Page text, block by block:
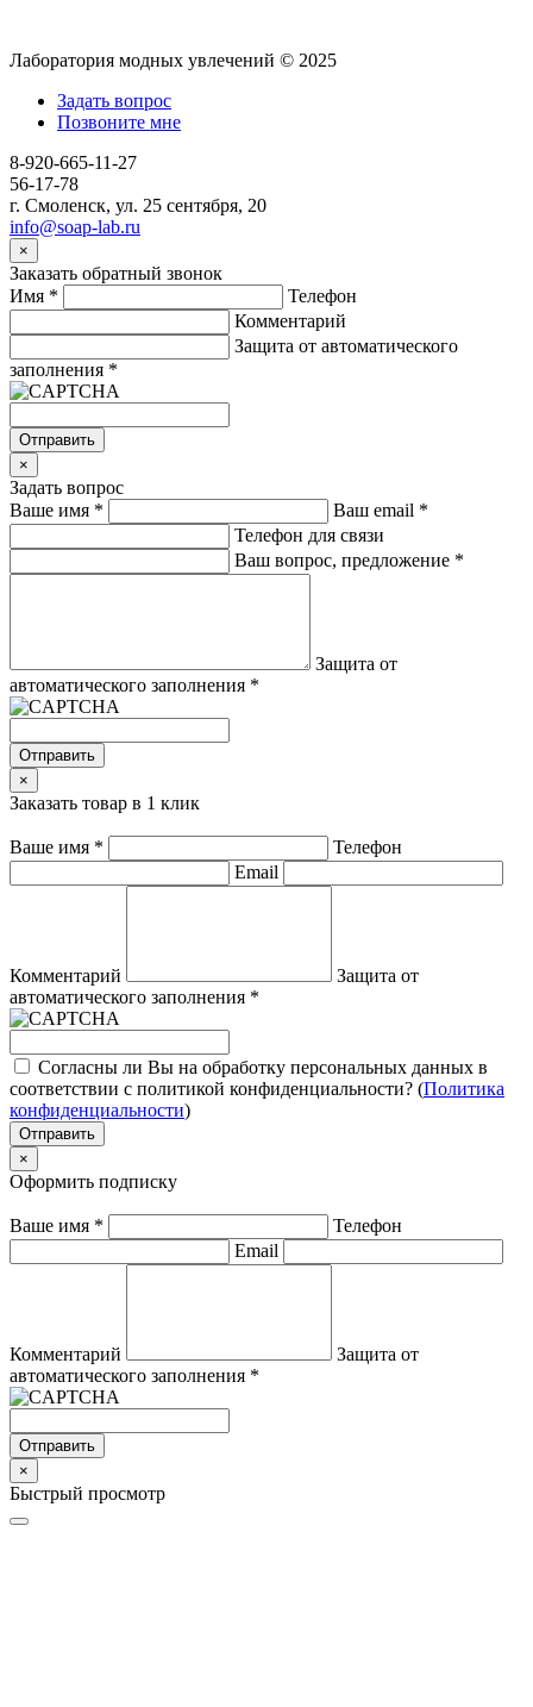
Лаборатория модных увлечений © 2025
Задать вопрос
Позвоните мне
8-920-665-11-27
56-17-78
г. Смоленск, ул. 25 сентября, 20
info@soap-lab.ru
×
Заказать обратный звонок
Имя *
Телефон
Комментарий
Защита от автоматического
заполнения *
Отправить
×
Задать вопрос
Ваше имя * Ваш email *
Телефон для связи
Ваш вопрос, предложение *
Защита от
автоматического заполнения *
Отправить
×
Заказать товар в 1 клик
Ваше имя *
Телефон
Email
Комментарий
Защита от
автоматического заполнения *
Согласны ли Вы на обработку персональных данных в
соответствии с политикой конфиденциальности? (Политика
конфиденциальности)
Отправить
×
Оформить подписку
Ваше имя *
Телефон
Email
Комментарий
Защита от
автоматического заполнения *
Отправить
×
Быстрый просмотр